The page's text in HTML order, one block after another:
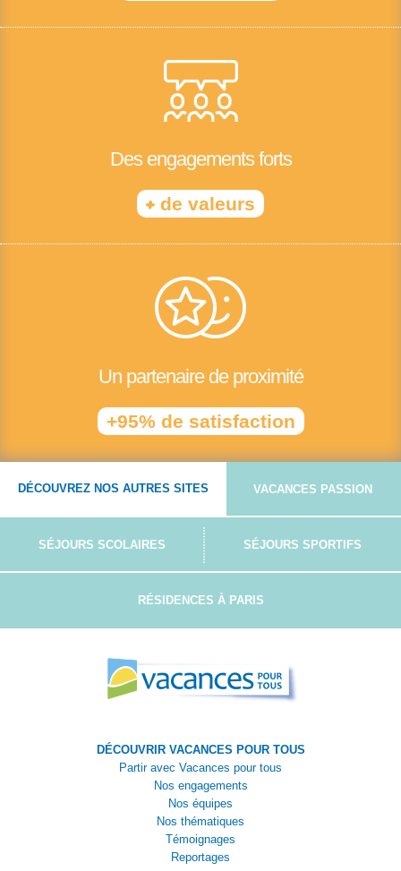
Des engagements forts
+ de valeurs
Un partenaire de proximité
+95% de satisfaction
DÉCOUVREZ NOS AUTRES SITES VACANCES PASSION
SÉJOURS SCOLAIRES SÉJOURS SPORTIFS
RÉSIDENCES À PARIS
DÉCOUVRIR VACANCES POUR TOUS
Partir avec Vacances pour tous
Nos engagements
Nos équipes
Nos thématiques
Témoignages
Reportages